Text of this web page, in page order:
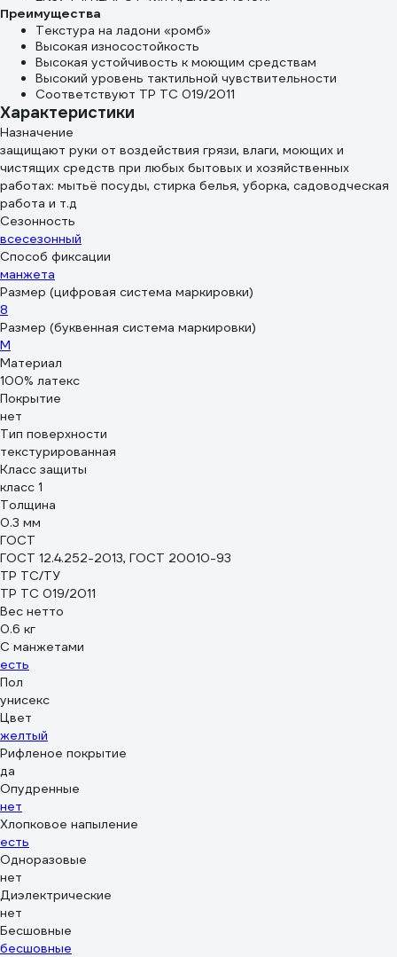
Преимущества
Текстура на ладони «ромб»
Высокая износостойкость
Высокая устойчивость к моющим средствам
Высокий уровень тактильной чувствительности
Соответствуют ТР ТС 019/2011
Характеристики
Назначение
защищают руки от воздействия грязи, влаги, моющих и
чистящих средств при любых бытовых и хозяйственных
работах: мытьё посуды, стирка белья, уборка, садоводческая
работа и т.д
Сезонность
всесезонный
Способ фиксации
манжета
Размер (цифровая система маркировки)
8
Размер (буквенная система маркировки)
M
Материал
100% латекс
Покрытие
нет
Тип поверхности
текстурированная
Класс защиты
класс 1
Толщина
0.3 мм
ГОСТ
ГОСТ 12.4.252-2013, ГОСТ 20010-93
ТР ТС/ТУ
ТР ТС 019/2011
Вес нетто
0.6 кг
С манжетами
есть
Пол
унисекс
Цвет
желтый
Рифленое покрытие
да
Опудренные
нет
Хлопковое напыление
есть
Одноразовые
нет
Диэлектрические
нет
Бесшовные
бесшовные